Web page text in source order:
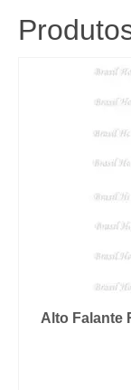
Alto Falante